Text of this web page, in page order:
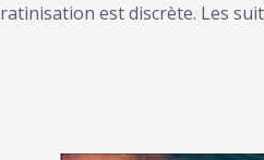
est discrète. Les